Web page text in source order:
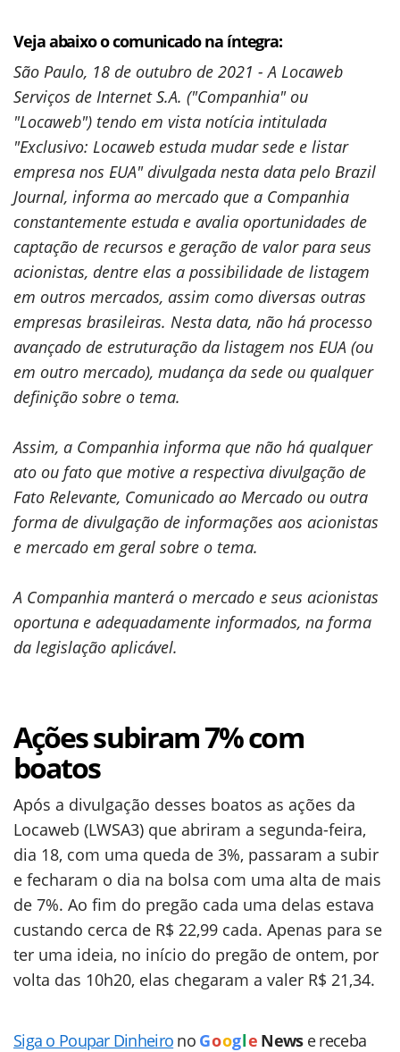
Veja abaixo o comunicado na íntegra:
São Paulo, 18 de outubro de 2021 - A Locaweb
Serviços de Internet S.A. ("Companhia" ou
"Locaweb") tendo em vista notícia intitulada
"Exclusivo: Locaweb estuda mudar sede e listar
empresa nos EUA" divulgada nesta data pelo Brazil
Journal, informa ao mercado que a Companhia
constantemente estuda e avalia oportunidades de
captação de recursos e geração de valor para seus
acionistas, dentre elas a possibilidade de listagem
em outros mercados, assim como diversas outras
empresas brasileiras. Nesta data, não há processo
avançado de estruturação da listagem nos EUA (ou
em outro mercado), mudança da sede ou qualquer
definição sobre o tema.
Assim, a Companhia informa que não há qualquer
ato ou fato que motive a respectiva divulgação de
Fato Relevante, Comunicado ao Mercado ou outra
forma de divulgação de informações aos acionistas
e mercado em geral sobre o tema.
A Companhia manterá o mercado e seus acionistas
oportuna e adequadamente informados, na forma
da legislação aplicável.
Ações subiram 7% com
boatos
Após a divulgação desses boatos as ações da
Locaweb (LWSA3) que abriram a segunda-feira,
dia 18, com uma queda de 3%, passaram a subir
e fecharam o dia na bolsa com uma alta de mais
de 7%. Ao fim do pregão cada uma delas estava
custando cerca de R$ 22,99 cada. Apenas para se
ter uma ideia, no início do pregão de ontem, por
volta das 10h20, elas chegaram a valer R$ 21,34.
Siga o Poupar Dinheiro no Goog le News e receba